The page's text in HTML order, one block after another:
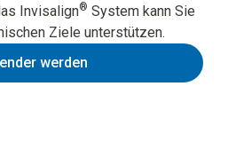
Invisalign® System kann Sie
Ziele unterstützen.
werden